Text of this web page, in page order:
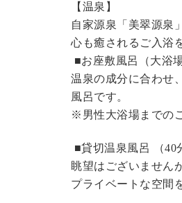
【温泉】
自家源泉「美翠源泉
心も癒されるご入浴
■お座敷風呂（大浴場
温泉の成分に合わせ
風呂です。
※男性大浴場までの
■貸切温泉風呂 （40
眺望はございません
プライベートな空間